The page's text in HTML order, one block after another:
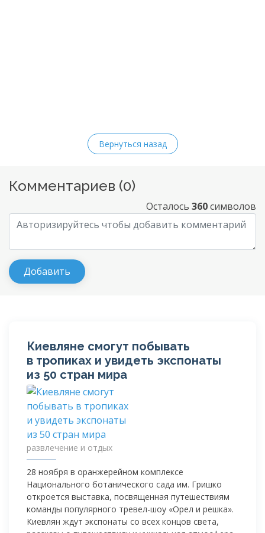
Вернуться назад
Комментариев (0)
Осталось 360символов
Киевляне смогут побывать
в тропиках и увидеть экспонаты
из 50 стран мира
развлечение и отдых
28 ноября в оранжерейном комплексе
Национального ботанического сада им. Гришко
откроется выставка, посвященная путешествиям
команды популярного тревел-шоу «Орел и решка».
Киевлян ждут экспонаты со всех концов света,